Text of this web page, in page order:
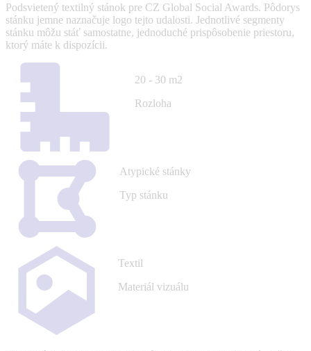
Podsvietený textilný stánok pre CZ Global Social Awards. Pôdorys
stánku jemne naznačuje logo tejto udalosti. Jednotlivé segmenty
stánku môžu stáť samostatne, jednoduché prispôsobenie priestoru,
ktorý máte k dispozícii.
20 - 30 m2
Rozloha
Atypické stánky
Typ stánku
Textil
Materiál vizuálu